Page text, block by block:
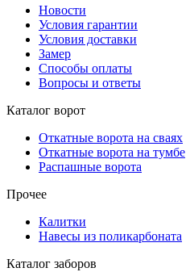
Новости
Условия гарантии
Условия доставки
Замер
Способы оплаты
Вопросы и ответы
Каталог ворот
Откатные ворота на сваях
Откатные ворота на тумбе
Распашные ворота
Прочее
Калитки
Навесы из поликарбоната
Каталог заборов